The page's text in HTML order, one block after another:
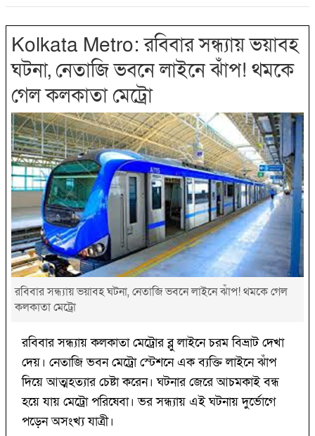
Kolkata Metro: রবিবার সন্ধ্যায় ভয়াবহ
ঘটনা, নেতাজি ভবনে লাইনে ঝাঁপ! থমকে
গেল কলকাতা মেট্রো
রবিবার সন্ধ্যায় ভয়াবহ ঘটনা, নেতাজি ভবনে লাইনে ঝাঁপ! থমকে গেল
কলকাতা মেট্রো
রবিবার সন্ধ্যায় কলকাতা মেট্রোর ব্লু লাইনে চরম বিভ্রাট দেখা
দেয়। নেতাজি ভবন মেট্রো স্টেশনে এক ব্যক্তি লাইনে ঝাঁপ
দিয়ে আত্মহত্যার চেষ্টা করেন। ঘটনার জেরে আচমকাই বন্ধ
হয়ে যায় মেট্রো পরিষেবা। ভর সন্ধ্যায় এই ঘটনায় দুর্ভোগে
পড়েন অসংখ্য যাত্রী।